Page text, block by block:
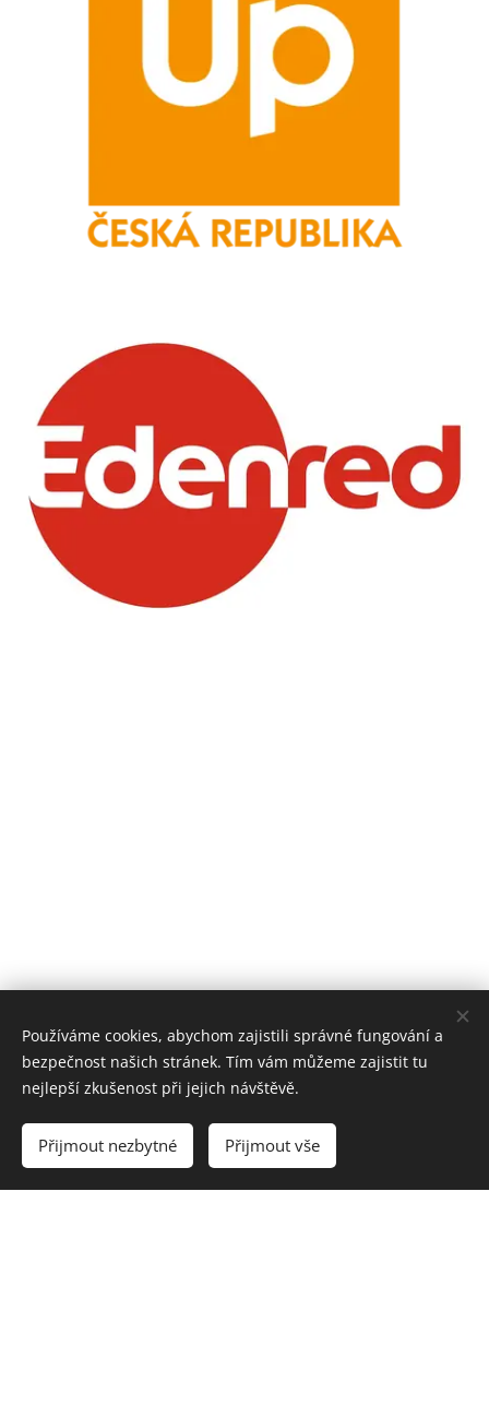
Používáme cookies, abychom zajistili správné fungování a
bezpečnost našich stránek. Tím vám můžeme zajistit tu
nejlepší zkušenost při jejich návštěvě.
Přijmout nezbytné Přijmout vše